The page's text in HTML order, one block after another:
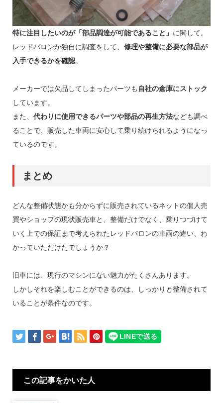
特に注目したいのが「部品調達が可能であること」 に関して。
レッドバロンが独自に調査をして、 修理や整備に必要な部品が
入手できるかを確認。
メーカーでは欠品してしまったパーツも 自社の倉庫にストック
しています。
また、 代わりに使用できるパーツや部品の再生方法なども調べ
ることで、販売した車両に安心して乗り続けられるようになっ
ているのです。
まとめ
どんな整備状態かも分からずに販売されているネットの個人売
買やショップの現状販売車と、整備だけでなく、乗りつづけて
いく上での保証まで考えられたレッドバロンの車両の違い、わ
かっていただけたでしょうか？
旧車には、現行のマシンにない魅力がたくさんあります。
しかしそれを楽しむことができるのは、しっかりと整備されて
いることが条件なのです。
この記事をかいた人